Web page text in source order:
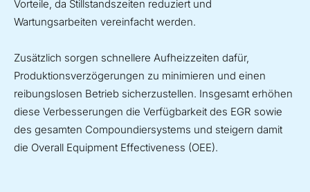
Vorteile, da Stillstandszeiten reduziert und
Wartungsarbeiten vereinfacht werden.
Zusätzlich sorgen schnellere Aufheizzeiten dafür,
Produktionsverzögerungen zu minimieren und einen
reibungslosen Betrieb sicherzustellen. Insgesamt erhöhen
diese Verbesserungen die Verfügbarkeit des EGR sowie
des gesamten Compoundiersystems und steigern damit
die Overall Equipment Effectiveness (OEE).